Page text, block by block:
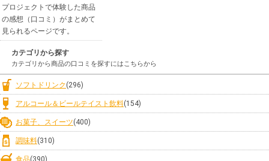
プロジェクトで体験した商品
の感想（口コミ）がまとめて
見られるページです。
カテゴリから探す
カテゴリから商品の口コミを探すにはこちらから
ソフトドリンク (296)
アルコール＆ビールテイスト飲料(154)
お菓子、スイーツ(400)
調味料(310)
食品(390)